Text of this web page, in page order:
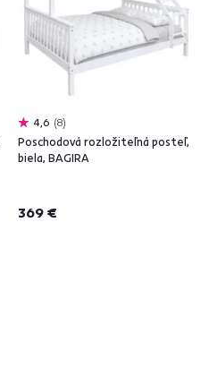
4,6 8
Poschodová rozložiteľná posteľ,
biela, BAGIRA
369 €